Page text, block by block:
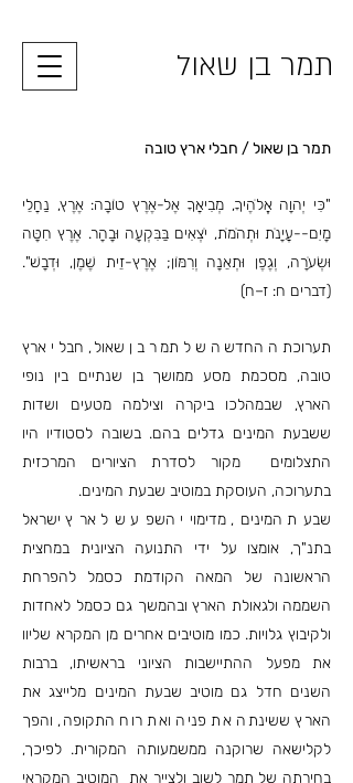
תמר בן שאול
תמר בן שאול / חבלי ארץ טובה
"כִּי יְהוָה אֱלֹהֶיךָ, מְבִיאֲךָ אֶל-אֶרֶץ טוֹבָה: אֶרֶץ, נַחֲלֵי
מָיִם--עֲיָנֹת וּתְהֹמֹת, יֹצְאִים בַּבִּקְעָה וּבָהָר. אֶרֶץ חִטָּה
וּשְׂעֹרָה, וְגֶפֶן וּתְאֵנָה וְרִמּוֹן; אֶרֶץ-זֵית שֶׁמֶן, וּדְבָשׁ".
(דברים ח: ז–ח)
תערוכתה החדשה של תמר בן שאול, חבלי ארץ
טובה, מסכמת מסע ממושך בן שנתיים בין נופי
הארץ, שבמהלכו ביקרה וצילמה מטעים ושדות
ששבעת המינים גדלים בהם. בשובה לסטודיו היו
התצלומים מקור לסדרת הציורים המרכזית
בתערוכה, העוסקת במוטיב שבעת המינים.
שבעת המינים, מדימויי השפע של ארץ ישראל
בתנ"ך, אומצו על ידי התנועה הציונית במחצית
הראשונה של המאה הקודמת כסמל להפרחת
השממה ולגאולת הארץ ובהמשך גם כסמל לאחדות
ולקיבוץ גלויות. כמו מוטיבים אחרים מן המקרא שליוו
את מפעל ההתיישבות הציוני בראשיתו, ברבות
השנים חדל גם מוטיב שבעת המינים מלייצג את
הארץ ששינתה את פניה ואת רוח התקופה, והפך
לקלישאה שרוקנה ממשמעותה המקורית. לפיכך,
בחירתה של תמר לשוב ולצייר את המוטיב המקראי